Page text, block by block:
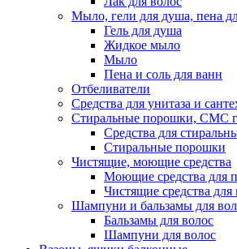
Мыло, гели для душа, пена
Гель для душа
Жидкое мыло
Мыло
Пена и соль для ванн
Отбеливатели
Средства для унитаза и
Стиральные порошки, СМС
Средства для
Стиральные порошки
Чистящие, моющие средства
Моющие средства для
Чистящие средства для
Шампуни и бальзамы для
Бальзамы для волос
Шампуни для волос